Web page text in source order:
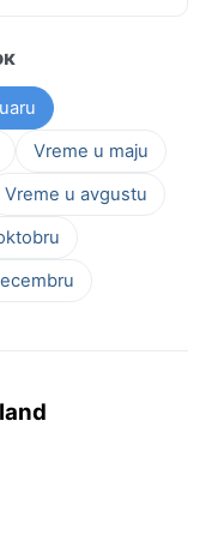
Vreme u maju
Vreme u avgustu